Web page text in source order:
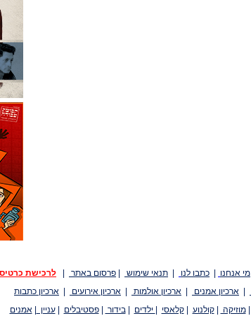
מי אנחנו כתבו לנו תנאי שימוש פרסום באתר
לרכישת
ארכיון אמנים ארכיון אולמות ארכיון אירועים
ארכיון כתבות
|מוזיקה |קולנוע |קלאסי ילדים |בידור |פסטיבלים |עניין |אמנים